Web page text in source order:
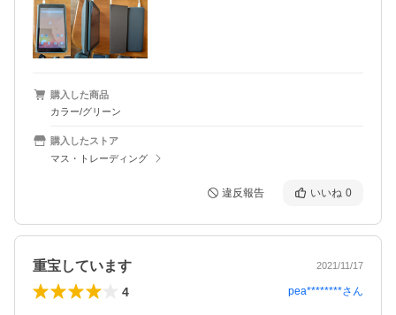
購入した商品
カラー/グリーン
購入したストア
マス・トレーディング
違反報告 いいね 0
重宝しています 2021/11/17
4 pea********さん